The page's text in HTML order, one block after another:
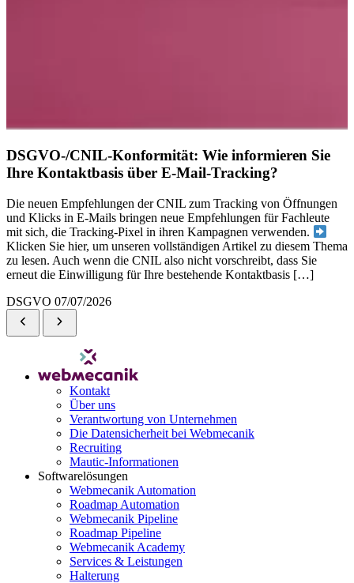
DSGVO-/CNIL-Konformität: Wie informieren Sie
Ihre Kontaktbasis über E-Mail-Tracking?
Die neuen Empfehlungen der CNIL zum Tracking von Öffnungen
und Klicks in E-Mails bringen neue Empfehlungen für Fachleute
mit sich, die Tracking-Pixel in ihren Kampagnen verwenden.
Klicken Sie hier, um unseren vollständigen Artikel zu diesem Thema
zu lesen. Auch wenn die CNIL also nicht vorschreibt, dass Sie
erneut die Einwilligung für Ihre bestehende Kontaktbasis […]
DSGVO 07/07/2026
Kontakt
Über uns
Verantwortung von Unternehmen
Die Datensicherheit bei Webmecanik
Recruiting
Mautic-Informationen
Softwarelösungen
Webmecanik Automation
Roadmap Automation
Webmecanik Pipeline
Roadmap Pipeline
Webmecanik Academy
Services & Leistungen
Halterung